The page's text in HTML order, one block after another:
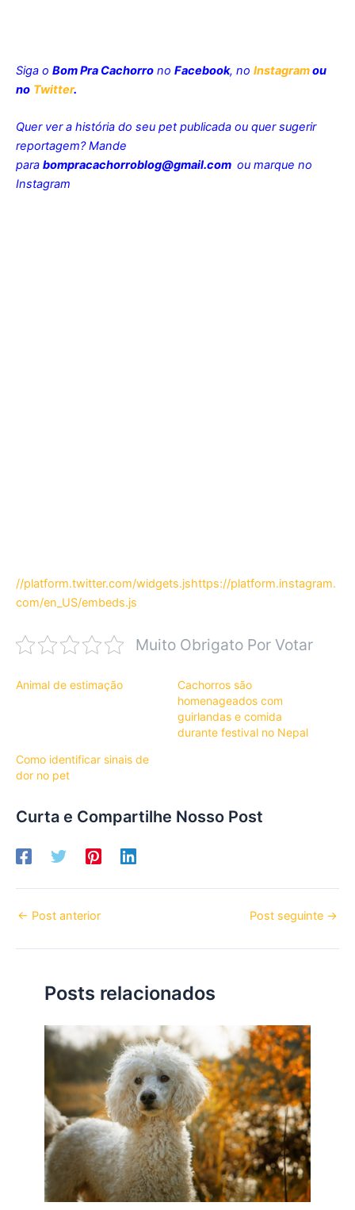
Siga o Bom Pra Cachorro no Facebook, no Instagramou
no Twitter.
Quer ver a história do seu pet publicada ou quer sugerir
reportagem? Mande
para bompracachorroblog@gmail.com ou marque no
Instagram
//platform.twitter.com/widgets.jshttps://platform.instagram.
com/en_US/embeds.js
Muito Obrigato Por Votar
Animal de estimação
Cachorros são
homenageados com
guirlandas e comida
durante festival no Nepal
Como identificar sinais de
dor no pet
Curta e Compartilhe Nosso Post
← Post anterior Post seguinte →
Posts relacionados